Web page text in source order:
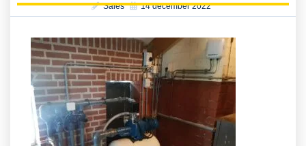
Sales 14 december 2022